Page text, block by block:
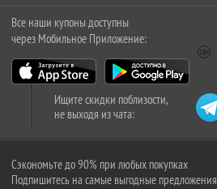
Все наши купоны доступны
через Мобильное Приложение:
Ищите скидки поблизости,
не выходя из чата:
Сэкономьте до 90% при любых покупках
Подпишитесь на самые выгодные предложения